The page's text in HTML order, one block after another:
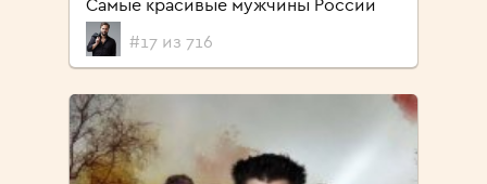
Самые красивые мужчины России
#17 из 716